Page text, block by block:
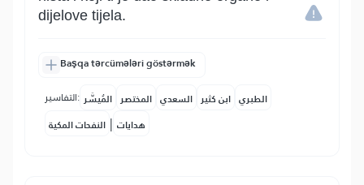
dijelove tijela.
Başqa tərcümələri göstərmək
التفاسير: المُيسَّر المختصر السعدي ابن كثير الطبري
النفحات المكية | هدايات